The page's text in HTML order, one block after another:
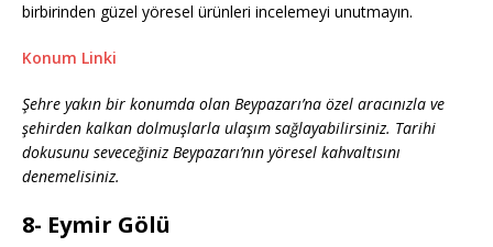
birbirinden güzel yöresel ürünleri incelemeyi unutmayın.
Konum Linki
Şehre yakın bir konumda olan Beypazarı’na özel aracınızla ve
şehirden kalkan dolmuşlarla ulaşım sağlayabilirsiniz. Tarihi
dokusunu seveceğiniz Beypazarı’nın yöresel kahvaltısını
denemelisiniz.
8- Eymir Gölü